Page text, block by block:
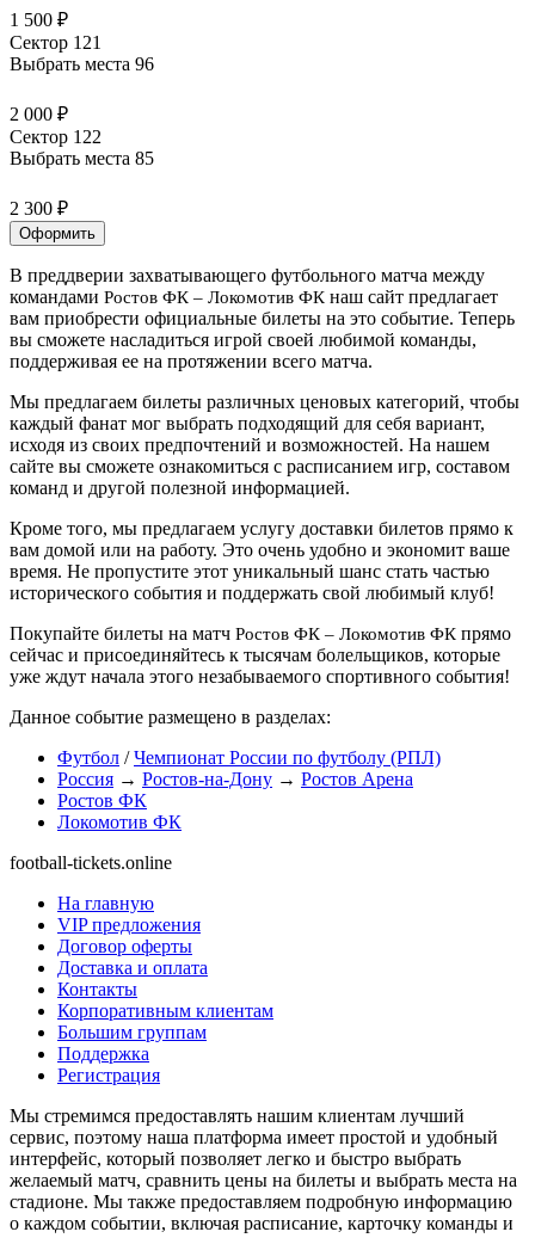
1 500 ₽
Сектор 121
Выбрать места 96
2 000 ₽
Сектор 122
Выбрать места 85
2 300 ₽
Оформить
В преддверии захватывающего футбольного матча между
командами Ростов ФК – Локомотив ФК наш сайт предлагает
вам приобрести официальные билеты на это событие. Теперь
вы сможете насладиться игрой своей любимой команды,
поддерживая ее на протяжении всего матча.
Мы предлагаем билеты различных ценовых категорий, чтобы
каждый фанат мог выбрать подходящий для себя вариант,
исходя из своих предпочтений и возможностей. На нашем
сайте вы сможете ознакомиться с расписанием игр, составом
команд и другой полезной информацией.
Кроме того, мы предлагаем услугу доставки билетов прямо к
вам домой или на работу. Это очень удобно и экономит ваше
время. Не пропустите этот уникальный шанс стать частью
исторического события и поддержать свой любимый клуб!
Покупайте билеты на матч Ростов ФК – Локомотив ФК прямо
сейчас и присоединяйтесь к тысячам болельщиков, которые
уже ждут начала этого незабываемого спортивного события!
Данное событие размещено в разделах:
Футбол /Чемпионат России по футболу (РПЛ)
Россия → Ростов-на-Дону → Ростов Арена
Ростов ФК
Локомотив ФК
football-tickets.online
На главную
VIP предложения
Договор оферты
Доставка и оплата
Контакты
Корпоративным клиентам
Большим группам
Поддержка
Регистрация
Мы стремимся предоставлять нашим клиентам лучший
сервис, поэтому наша платформа имеет простой и удобный
интерфейс, который позволяет легко и быстро выбрать
желаемый матч, сравнить цены на билеты и выбрать места на
стадионе. Мы также предоставляем подробную информацию
о каждом событии, включая расписание, карточку команды и